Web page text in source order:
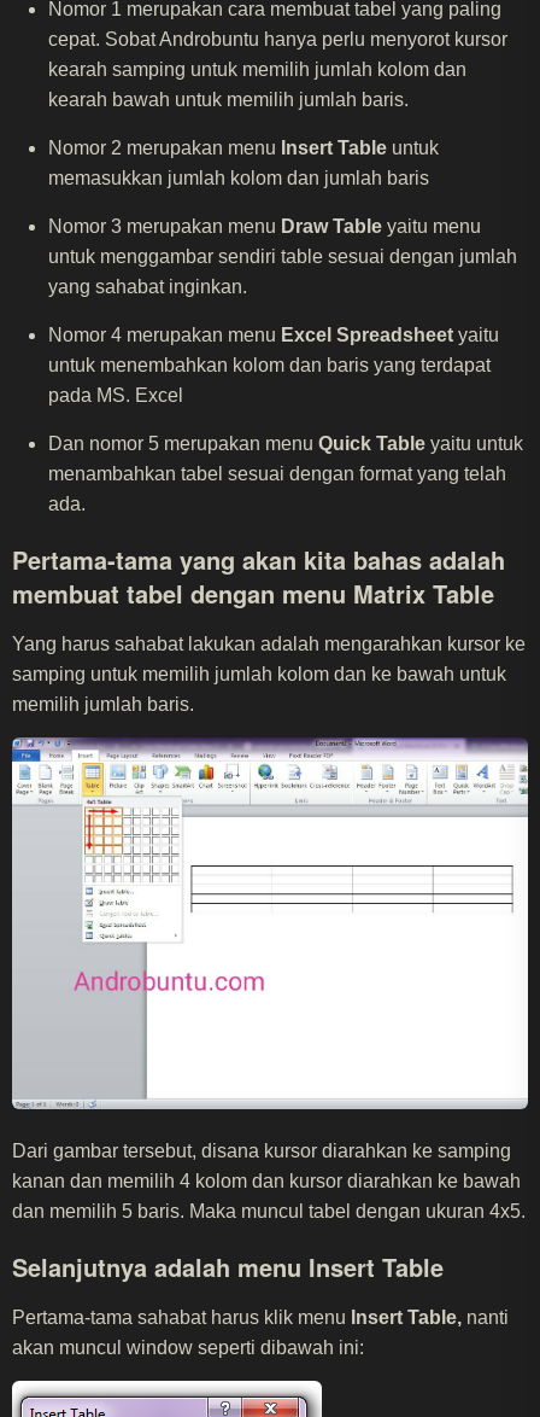
Nomor 1 merupakan cara membuat tabel yang paling
cepat. Sobat Androbuntu hanya perlu menyorot kursor
kearah samping untuk memilih jumlah kolom dan
kearah bawah untuk memilih jumlah baris.
Nomor 2 merupakan menu Insert Table untuk
memasukkan jumlah kolom dan jumlah baris
Nomor 3 merupakan menu Draw Table yaitu menu
untuk menggambar sendiri table sesuai dengan jumlah
yang sahabat inginkan.
Nomor 4 merupakan menu Excel Spreadsheet yaitu
untuk menembahkan kolom dan baris yang terdapat
pada MS. Excel
Dan nomor 5 merupakan menu Quick Table yaitu untuk
menambahkan tabel sesuai dengan format yang telah
ada.
Pertama-tama yang akan kita bahas adalah
membuat tabel dengan menu Matrix Table
Yang harus sahabat lakukan adalah mengarahkan kursor ke
samping untuk memilih jumlah kolom dan ke bawah untuk
memilih jumlah baris.
Dari gambar tersebut, disana kursor diarahkan ke samping
kanan dan memilih 4 kolom dan kursor diarahkan ke bawah
dan memilih 5 baris. Maka muncul tabel dengan ukuran 4x5.
Selanjutnya adalah menu Insert Table
Pertama-tama sahabat harus klik menu Insert Table, nanti
akan muncul window seperti dibawah ini: